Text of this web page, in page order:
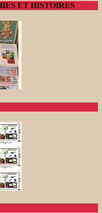
ET HISTOIRES